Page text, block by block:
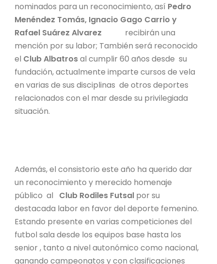
nominados para un reconocimiento, así Pedro
Menéndez Tomás, Ignacio Gago Carrio y
Rafael Suárez Alvarez recibirán una
mención por su labor; También será reconocido
el Club Albatrosal cumplir 60 años desde su
fundación, actualmente imparte cursos de vela
en varias de sus disciplinas de otros deportes
relacionados con el mar desde su privilegiada
situación.
Además, el consistorio este año ha querido dar
un reconocimiento y merecido homenaje
público al Club Rodiles Futsal por su
destacada labor en favor del deporte femenino.
Estando presente en varias competiciones del
futbol sala desde los equipos base hasta los
senior , tanto a nivel autonómico como nacional,
ganando campeonatos y con clasificaciones